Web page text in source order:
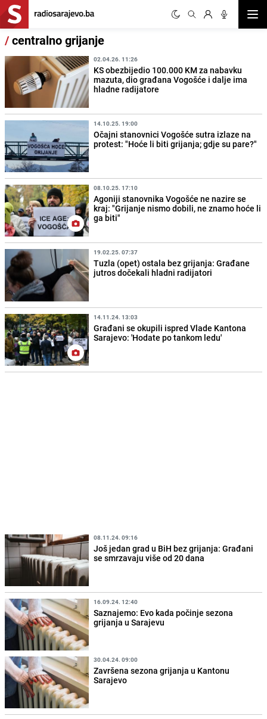
/centralno grijanje
02.04.26. 11:26
KS obezbijedio 100.000 KM za nabavku
mazuta, dio građana Vogošće i dalje ima
hladne radijatore
14.10.25. 19:00
Očajni stanovnici Vogošće sutra izlaze na
protest: "Hoće li biti grijanja; gdje su pare?"
08.10.25. 17:10
Agoniji stanovnika Vogošće ne nazire se
kraj: "Grijanje nismo dobili, ne znamo hoće li
ga biti"
19.02.25. 07:37
Tuzla (opet) ostala bez grijanja: Građane
jutros dočekali hladni radijatori
14.11.24. 13:03
Građani se okupili ispred Vlade Kantona
Sarajevo: 'Hodate po tankom ledu'
08.11.24. 09:16
Još jedan grad u BiH bez grijanja: Građani
se smrzavaju više od 20 dana
16.09.24. 12:40
Saznajemo: Evo kada počinje sezona
grijanja u Sarajevu
30.04.24. 09:00
Završena sezona grijanja u Kantonu
Sarajevo